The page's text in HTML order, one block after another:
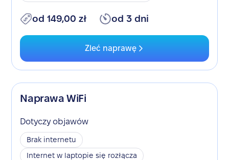
od 149,00 zł od 3 dni
Zleć naprawę
Naprawa WiFi
Dotyczy objawów
Brak internetu
Internet w laptopie się rozłącza